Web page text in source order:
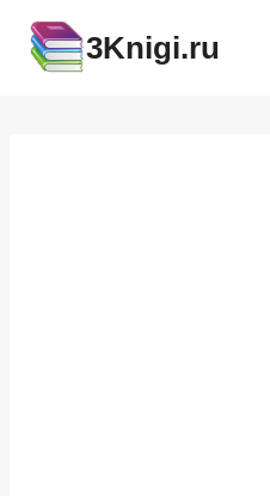
содержимому
3Knigi.ru